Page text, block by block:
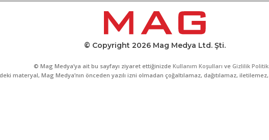
© Copyright 2026 Mag Medya Ltd. Şti.
© Mag Medya’ya ait bu sayfayı ziyaret ettiğinizde Kullanım Koşulları ve Gizlilik
materyal, Mag Medya’nın önceden yazılı izni olmadan çoğaltılamaz, dağıtılamaz,